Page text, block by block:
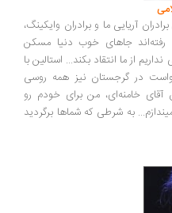
آریایی ما و برادران وایکینگ،
رفته‌اند جاهای خوب دنیا مسکن
از ما انتقاد بکند... استالین با
در گرجستان نیز همه روسی
خامنه‌ای، من برای خودم رو
به شرطی که شماها برگردید